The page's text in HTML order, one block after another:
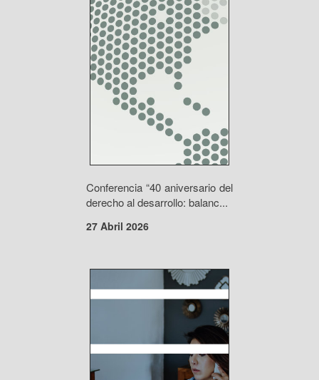
Conferencia “40 aniversario del
derecho al desarrollo: balanc...
27 Abril 2026